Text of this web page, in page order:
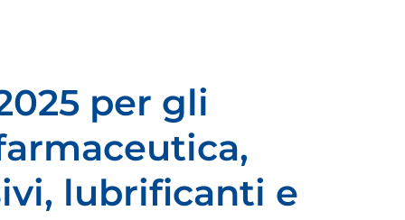
per gli
lubrificanti e